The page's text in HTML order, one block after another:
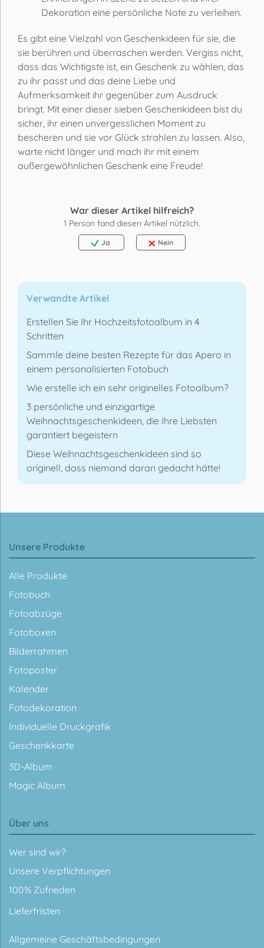
Dekoration eine persönliche Note zu verleihen.
Es gibt eine Vielzahl von Geschenkideen für sie, die
sie berühren und überraschen werden. Vergiss nicht,
dass das Wichtigste ist, ein Geschenk zu wählen, das
zu ihr passt und das deine Liebe und
Aufmerksamkeit ihr gegenüber zum Ausdruck
bringt. Mit einer dieser sieben Geschenkideen bist du
sicher, ihr einen unvergesslichen Moment zu
bescheren und sie vor Glück strahlen zu lassen. Also,
warte nicht länger und mach ihr mit einem
außergewöhnlichen Geschenk eine Freude!
War dieser Artikel hilfreich?
1 Person fand diesen Artikel nützlich.
Ja Nein
Verwandte Artikel
Erstellen Sie Ihr Hochzeitsfotoalbum in 4
Schritten
Sammle deine besten Rezepte für das Apero in
einem personalisierten Fotobuch
Wie erstelle ich ein sehr originelles Fotoalbum?
3 persönliche und einzigartige
Weihnachtsgeschenkideen, die Ihre Liebsten
garantiert begeistern
Diese Weihnachtsgeschenkideen sind so
originell, dass niemand daran gedacht hätte!
Unsere Produkte
Alle Produkte
Fotobuch
Fotoabzüge
Fotoboxen
Bilderrahmen
Fotoposter
Kalender
Fotodekoration
Individuelle Druckgrafik
Geschenkkarte
3D-Album
Magic Album
Über uns
Wer sind wir?
Unsere Verpflichtungen
100% Zufrieden
Lieferfristen
Allgemeine Geschäftsbedingungen